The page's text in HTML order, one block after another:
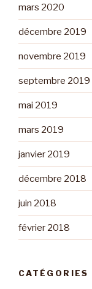
mars 2020
décembre 2019
novembre 2019
septembre 2019
mai 2019
mars 2019
janvier 2019
décembre 2018
juin 2018
février 2018
CATÉGORIES